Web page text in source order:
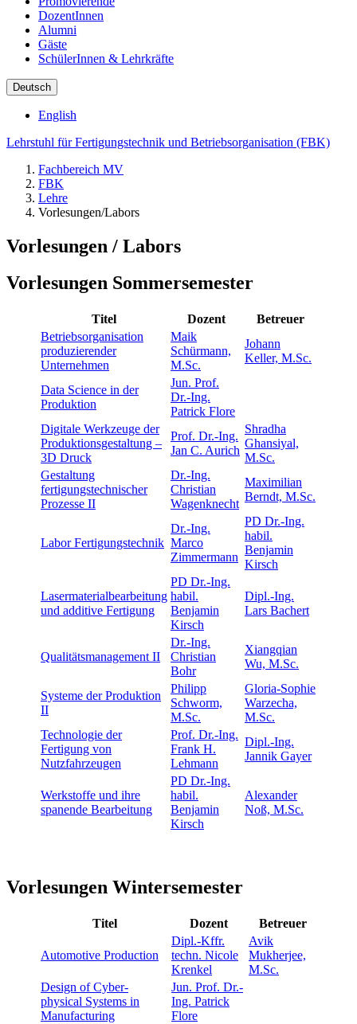
DozentInnen
Alumni
Gäste
SchülerInnen & Lehrkräfte
Deutsch
English
Lehrstuhl für Fertigungstechnik und Betriebsorganisation (FBK)
Fachbereich MV
FBK
Lehre
Vorlesungen/Labors
Vorlesungen / Labors
Vorlesungen Sommersemester
Titel Dozent
Betreuer
Betriebsorganisation
produzierender
Unternehmen
Maik
Schürmann,
M.Sc.
Johann
Keller, M.Sc.
Data Science in der
Produktion
Jun. Prof.
Dr.-Ing.
Patrick Flore
Digitale Werkzeuge der
Produktionsgestaltung –
3D Druck
Prof. Dr.-Ing.
Jan C. Aurich
Shradha
Ghansiyal,
M.Sc.
Gestaltung
fertigungstechnischer
Prozesse II
Dr.-Ing.
Christian
Wagenknecht
Maximilian
Berndt, M.Sc.
Labor Fertigungstechnik
Dr.-Ing.
Marco
Zimmermann
PD Dr.-Ing.
habil.
Benjamin
Kirsch
Lasermaterialbearbeitung
und additive Fertigung
PD Dr.-Ing.
habil.
Benjamin
Kirsch
Dipl.-Ing.
Lars Bachert
Qualitätsmanagement II
Dr.-Ing.
Christian
Bohr
Xiangqian
Wu, M.Sc.
Systeme der Produktion
II
Philipp
Schworm,
M.Sc.
Gloria-Sophie
Warzecha,
M.Sc.
Technologie der
Fertigung von
Nutzfahrzeugen
Prof. Dr.-Ing.
Frank H.
Lehmann
Dipl.-Ing.
Jannik Gayer
Werkstoffe und ihre
spanende Bearbeitung
PD Dr.-Ing.
habil.
Benjamin
Kirsch
Alexander
Noß, M.Sc.
Vorlesungen Wintersemester
Titel Dozent Betreuer
Automotive Production
Dipl.-Kffr.
techn. Nicole
Krenkel
Avik
Mukherjee,
M.Sc.
Design of Cyber-
physical Systems in
Manufacturing
Jun. Prof. Dr.-
Ing. Patrick
Flore